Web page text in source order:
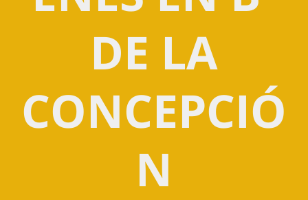
DE LA
CONCEPCIÓ
N